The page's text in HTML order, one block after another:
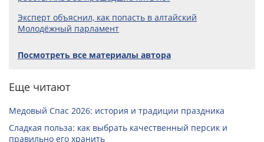
Эксперт объяснил, как попасть в алтайский
Молодёжный парламент
Посмотреть все материалы автора
Еще читают
Медовый Спас 2026: история и традиции праздника
Сладкая польза: как выбрать качественный персик и
правильно его хранить